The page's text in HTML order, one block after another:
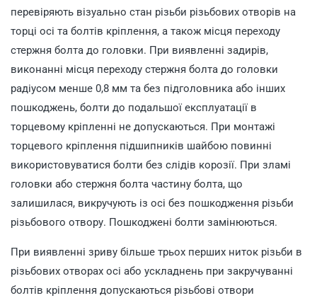
перевіряють візуально стан різьби різьбових отворів на
торці осі та болтів кріплення, а також місця переходу
стержня болта до головки. При виявленні задирів,
виконанні місця переходу стержня болта до головки
радіусом менше 0,8 мм та без підголовника або інших
пошкоджень, болти до подальшої експлуатації в
торцевому кріпленні не допускаються. При монтажі
торцевого кріплення підшипників шайбою повинні
використовуватися болти без слідів корозії. При зламі
головки або стержня болта частину болта, що
залишилася, викручують із осі без пошкодження різьби
різьбового отвору. Пошкоджені болти замінюються.
При виявленні зриву більше трьох перших ниток різьби в
різьбових отворах осі або ускладнень при закручуванні
болтів кріплення допускаються різьбові отвори